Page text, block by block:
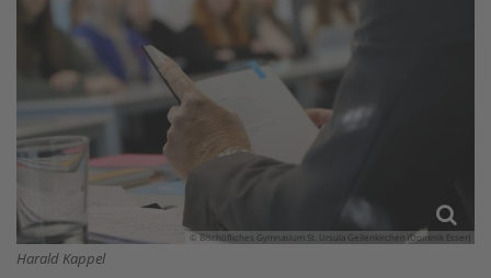
© Bischöfliches Gymnasium St. Ursula Geilenkirchen (Dominik Esser)
Harald Kappel